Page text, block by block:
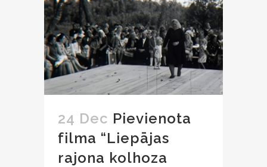
24 Dec Pievienota
filma “Liepājas
rajona kolhoza